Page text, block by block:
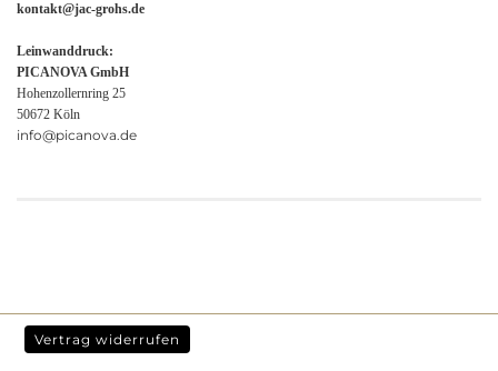
kontakt@jac-grohs.de
Leinwanddruck:
PICANOVA GmbH
Hohenzollernring 25
50672 Köln
info@picanova.de
Vertrag widerrufen